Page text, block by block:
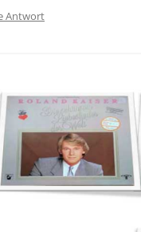
Antwort